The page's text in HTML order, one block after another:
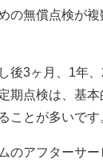
の無償点検が複
後3ヶ月、1年
期点検は、基
ことが多いです
のアフターサー